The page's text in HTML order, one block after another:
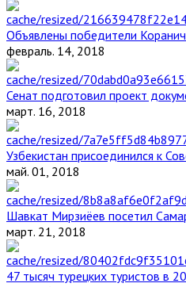
Объявлены победители
февраль. 14, 2018
Сенат подготовил проект
март. 16, 2018
Узбекистан присоединился к
май. 01, 2018
Шавкат Мирзиёев посетил
март. 21, 2018
47 тысяч турецких туристов в